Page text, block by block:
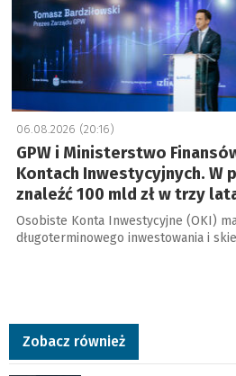
06.08.2026 (20:16)
GPW i Ministerstwo
Kontach Inwestycyjnych. W
znaleźć 100 mld zł w trzy
Osobiste Konta Inwestycyjne (OKI)
długoterminowego inwestowania i
Zobacz również